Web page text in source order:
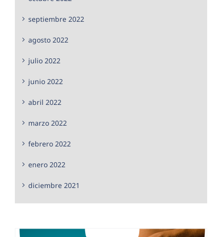
septiembre 2022
agosto 2022
julio 2022
junio 2022
abril 2022
marzo 2022
febrero 2022
enero 2022
diciembre 2021